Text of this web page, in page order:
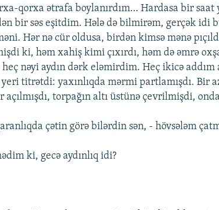
qorxa ətrafa boylanırdım… Hardasa bir saat
bir səs eşitdim. Hələ də bilmirəm, gerçək idi
Hər nə cür oldusa, birdən kimsə mənə
ki, həm xahiş kimi çıxırdı, həm də əmrə
nəyi aydın dərk eləmirdim. Heç ikicə addım
titrətdi: yaxınlıqda mərmi partlamışdı. Bir
torpağın altı üstünə çevrilmişdi,
çətin görə bilərdin sən, - hövsələm
ki, gecə aydınlıq idi?